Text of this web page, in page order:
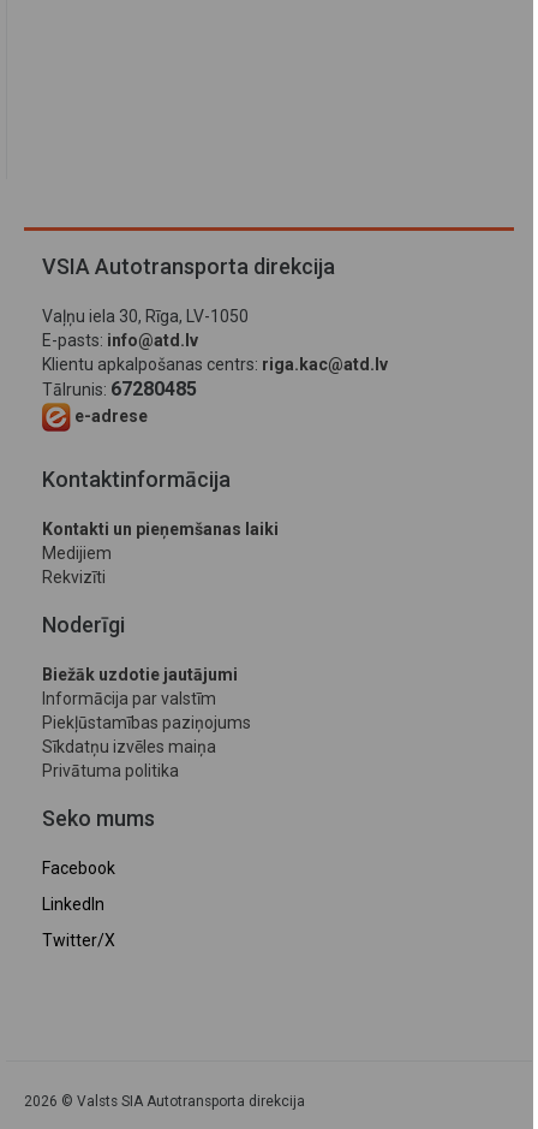
VSIA Autotransporta direkcija
Vaļņu iela 30, Rīga, LV-1050
E-pasts: info@atd.lv
Klientu apkalpošanas centrs: riga.kac@atd.lv
Tālrunis: 67280485
e-adrese
Kontaktinformācija
Kontakti un pieņemšanas laiki
Medijiem
Rekvizīti
Noderīgi
Biežāk uzdotie jautājumi
Informācija par valstīm
Piekļūstamības paziņojums
Sīkdatņu izvēles maiņa
Privātuma politika
Seko mums
Facebook
LinkedIn
Twitter/X
2026 © Valsts SIA Autotransporta direkcija